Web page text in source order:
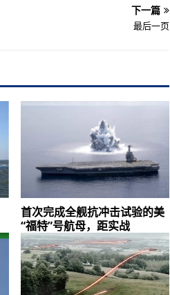
下一篇
最后一页
首次完成全舰抗冲击试验的美
“福特”号航母，距实战